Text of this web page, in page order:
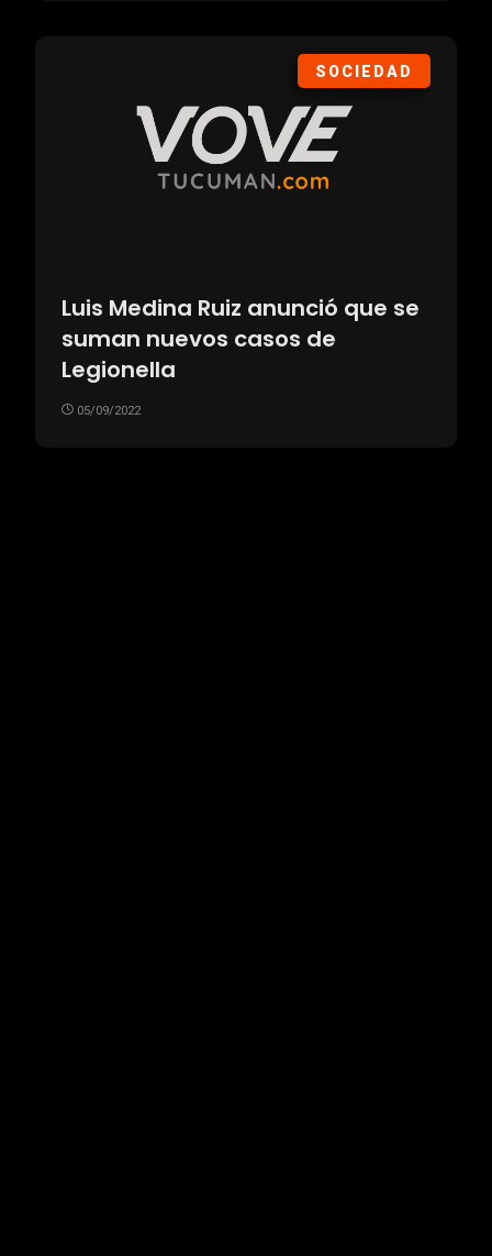
SOCIEDAD
Luis Medina Ruiz anunció que se
suman nuevos casos de
Legionella
05/09/2022